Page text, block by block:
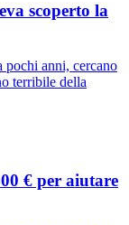
scoperto la
pochi anni, cercano
terribile della
€ per aiutare